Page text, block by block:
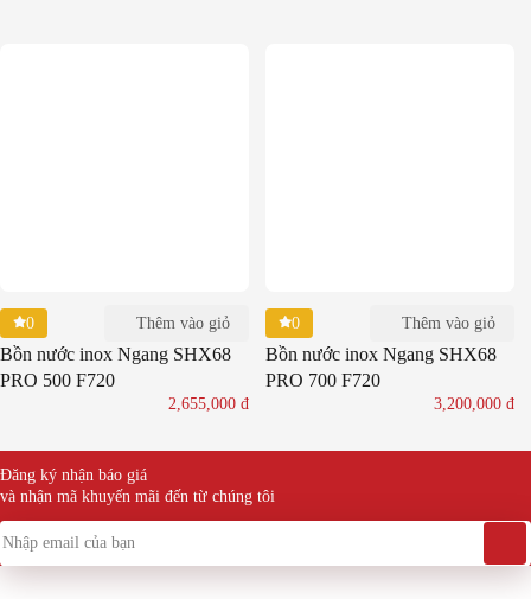
0 Thêm vào giỏ
Bồn nước inox Ngang SHX68
PRO 500 F720
2,655,000 đ
0 Thêm vào giỏ
Bồn nước inox Ngang SHX68
PRO 700 F720
3,200,000 đ
Đăng ký nhận báo giá
và nhận mã khuyến mãi đến từ chúng tôi